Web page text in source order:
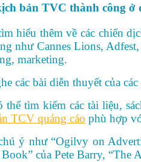
bản TVC thành công ở
hiểu thêm về các chiến
như Cannes Lions,
marketing.
các bài diễn thuyết của
thể tìm kiếm các tài liệu,
TCV quảng cáo phù hợp
ý như “Ogilvy on
của Pete Barry,